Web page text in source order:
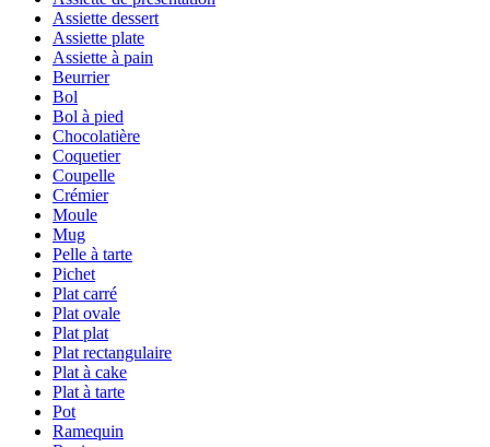
Assiette dessert
Assiette plate
Assiette à pain
Beurrier
Bol
Bol à pied
Chocolatière
Coquetier
Coupelle
Crémier
Moule
Mug
Pelle à tarte
Pichet
Plat carré
Plat ovale
Plat plat
Plat rectangulaire
Plat à cake
Plat à tarte
Pot
Ramequin